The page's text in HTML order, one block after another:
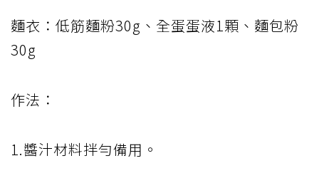
麵衣：低筋麵粉30g、全蛋蛋液1顆、麵包粉
30g
作法：
1.醬汁材料拌勻備用。